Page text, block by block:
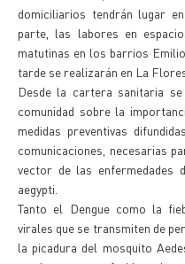
domiciliarios tendrán lugar
parte, las labores en
matutinas en los barrios
tarde se realizarán en La
Desde la cartera sanitaria
comunidad sobre la
medidas preventivas
comunicaciones, necesarias
vector de las enfermedades
aegypti.
Tanto el Dengue como la
virales que se transmiten de
la picadura del mosquito